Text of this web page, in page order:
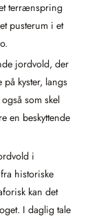
terrænspring
pusterum i et
jordvold, der
kyster, langs
som skel
en beskyttende
i
historiske
kan det
I daglig tale